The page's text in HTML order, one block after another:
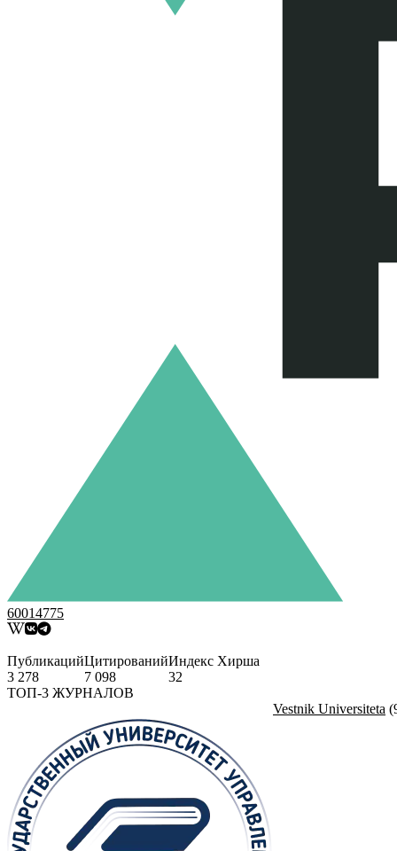
60014775
Публикаций
3 278
Цитирований
7 098
Индекс Хирша
32
ТОП-3 ЖУРНАЛОВ
Vestnik Universiteta